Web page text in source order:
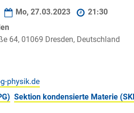
Mo, 27.03.2023
21:30
64, 01069 Dresden, Deutschland
Sektion kondensierte Materie